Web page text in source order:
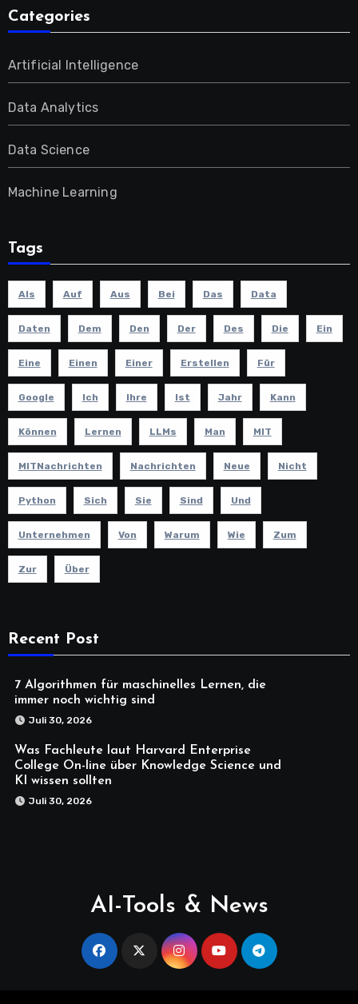
Categories
Artificial Intelligence
Data Analytics
Data Science
Machine Learning
Tags
Als Auf Aus Bei Das Data
Daten Dem Den Der Des Die Ein
Eine Einen Einer Erstellen Für
Google Ich Ihre Ist Jahr Kann
Können Lernen LLMs Man MIT
MITNachrichten Nachrichten Neue Nicht
Python Sich Sie Sind Und
Unternehmen Von Warum Wie Zum
Zur Über
Recent Post
7 Algorithmen für maschinelles Lernen, die
immer noch wichtig sind
Juli 30, 2026
Was Fachleute laut Harvard Enterprise
College On-line über Knowledge Science und
KI wissen sollten
Juli 30, 2026
AI-Tools & News